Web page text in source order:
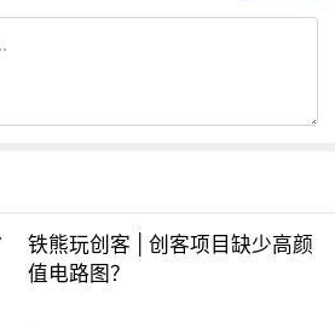
铁熊玩创客 | 创客项目缺少高颜
值电路图？